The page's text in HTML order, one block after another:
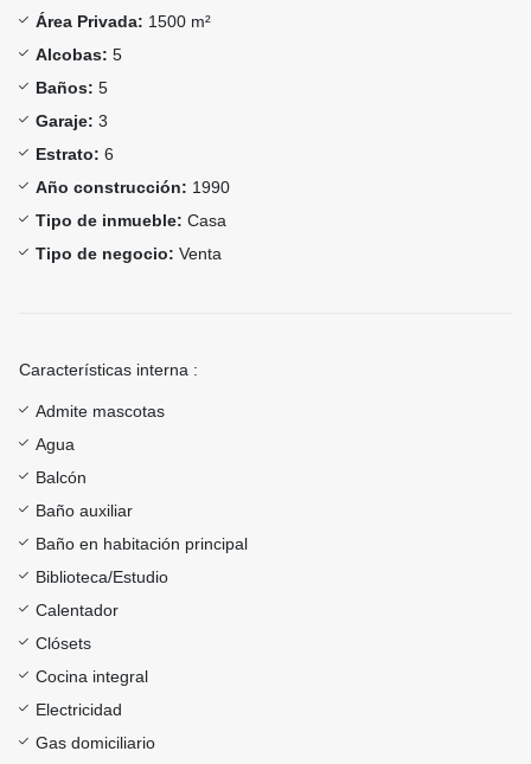
Área Privada: 1500 m²
Alcobas: 5
Baños: 5
Garaje: 3
Estrato: 6
Año construcción: 1990
Tipo de inmueble: Casa
Tipo de negocio: Venta
Características interna :
Admite mascotas
Agua
Balcón
Baño auxiliar
Baño en habitación principal
Biblioteca/Estudio
Calentador
Clósets
Cocina integral
Electricidad
Gas domiciliario